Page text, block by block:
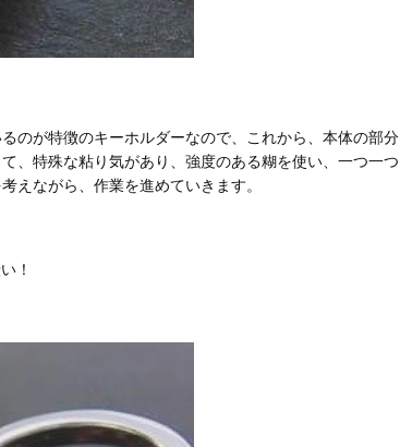
のが特徴のキーホルダーなので、これから、本体の部分
、特殊な粘り気があり、強度のある糊を使い、一つ一つ
えながら、作業を進めていきます。
！